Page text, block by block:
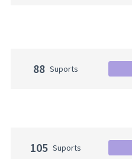
88 Suports
105 Suports